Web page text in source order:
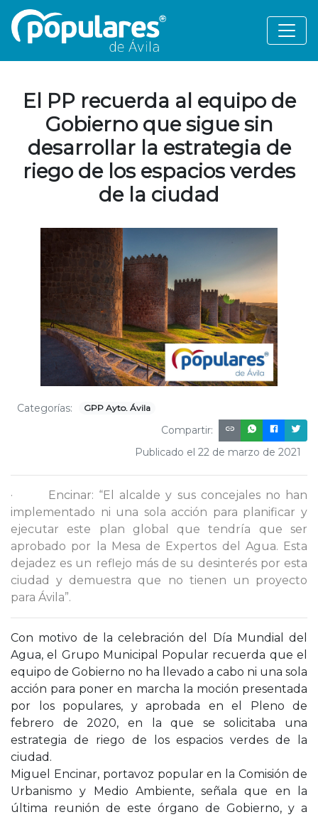
El PP recuerda al equipo de
Gobierno que sigue sin
desarrollar la estrategia de
riego de los espacios verdes
de la ciudad
Categorías: GPP Ayto. Ávila
Compartir:
Publicado el 22 de marzo de 2021
· Encinar: “El alcalde y sus concejales no han
implementado ni una sola acción para planificar y
ejecutar este plan global que tendría que ser
aprobado por la Mesa de Expertos del Agua. Esta
dejadez es un reflejo más de su desinterés por esta
ciudad y demuestra que no tienen un proyecto
para Ávila”.
Con motivo de la celebración del Día Mundial del
Agua, el Grupo Municipal Popular recuerda que el
equipo de Gobierno no ha llevado a cabo ni una sola
acción para poner en marcha la moción presentada
por los populares, y aprobada en el Pleno de
febrero de 2020, en la que se solicitaba una
estrategia de riego de los espacios verdes de la
ciudad.
Miguel Encinar, portavoz popular en la Comisión de
Urbanismo y Medio Ambiente, señala que en la
última reunión de este órgano de Gobierno, y a